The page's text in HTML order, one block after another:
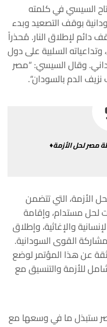
السيسيفيكلمته
بوقف التصعيدوبدء
دائم لإطلاقالنار.مُحذراً
وتداعياتهالسلبيةعلىدول
.وقالالسيسي: “مصر
نزيف الدمبالسودان“.
مصرلحلالأزمة♦
الأزمة، التيتتضمن
لحلمستدام،وإقامة
والإغاثية،وإطلاق
القوىالسودانية.
عنهذا المؤتمرلوضع
للأزمةوالتنسيقمع
ستبذلمافيوسعهامع